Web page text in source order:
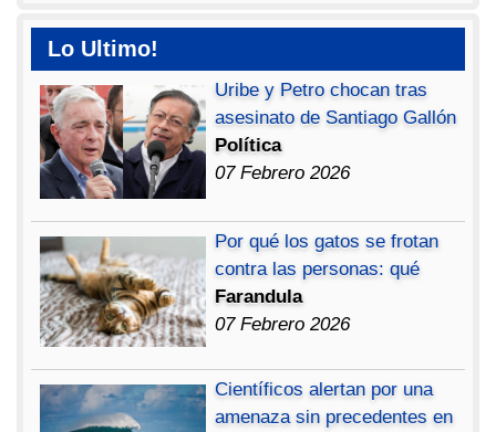
Lo Ultimo!
Uribe y Petro chocan tras
asesinato de Santiago Gallón
Política
07 Febrero 2026
Por qué los gatos se frotan
contra las personas: qué
Farandula
07 Febrero 2026
Científicos alertan por una
amenaza sin precedentes en